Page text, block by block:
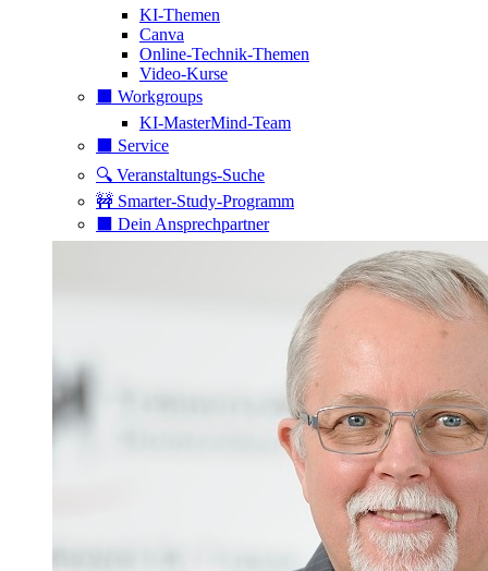
KI-Themen
Canva
Online-Technik-Themen
Video-Kurse
⬛️ Workgroups
KI-MasterMind-Team
⬛️ Service
🔍 Veranstaltungs-Suche
🚧 Smarter-Study-Programm
⬛️ Dein Ansprechpartner